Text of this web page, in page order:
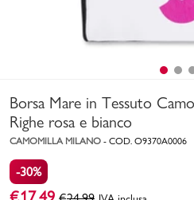
Marchi
Borsa Mare in Tessuto
Righe rosa e bianco
CAMOMILLA MILANO - COD. O9370A0006
-30%